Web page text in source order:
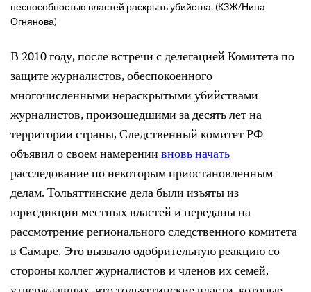
неспособностью властей раскрыть убийства. (КЗЖ/Нина
Огнянова)
В 2010 году, после встречи с делегацией Комитета по
защите журналистов, обеспокоенного
многочисленными нераскрытыми убийствами
журналистов, произошедшими за десять лет на
территории страны, Следственный комитет РФ
объявил о своем намерениивновь начать
расследование по некоторым приостановленным
делам. Тольяттинские дела были изъяты из
юрисдикции местных властей и переданы на
рассмотрение регионального следственного комитета
в Самаре. Это вызвало одобрительную реакцию со
стороны коллег журналистов и членов их семей,